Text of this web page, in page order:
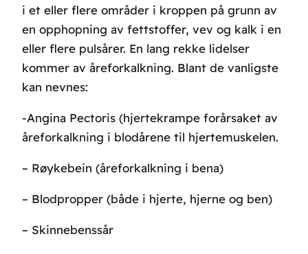
i et eller flere områder i kroppen på grunn av
en opphopning av fettstoffer, vev og kalk i en
eller flere pulsårer. En lang rekke lidelser
kommer av åreforkalkning. Blant de vanligste
kan nevnes:
-Angina Pectoris (hjertekrampe forårsaket av
åreforkalkning i blodårene til hjertemuskelen.
– Røykebein (åreforkalkning i bena)
– Blodpropper (både i hjerte, hjerne og ben)
– Skinnebenssår